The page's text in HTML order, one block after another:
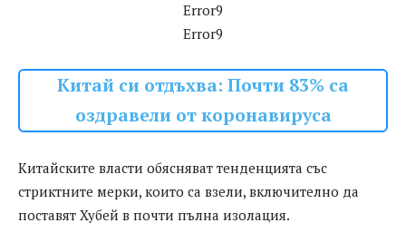
Error9
Error9
Китай си отдъхва: Почти 83% са
оздравели от коронавируса
Китайските власти обясняват тенденцията със
стриктните мерки, които са взели, включително да
поставят Хубей в почти пълна изолация.